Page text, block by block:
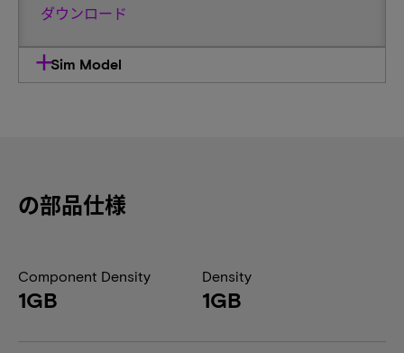
ダウンロード
Sim Model
の部品仕様
Component Density
1GB
Density
1GB